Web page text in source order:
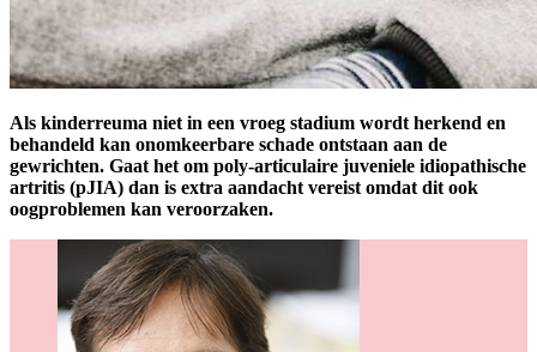
Als kinderreuma niet in een vroeg stadium wordt herkend en
behandeld kan onomkeerbare schade ontstaan aan de
gewrichten. Gaat het om poly-articulaire juveniele idiopathische
artritis (pJIA) dan is extra aandacht vereist omdat dit ook
oogproblemen kan veroorzaken.